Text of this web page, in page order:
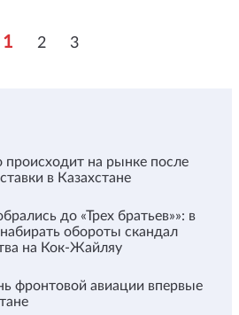
1 2 3
происходит на рынке после
в Казахстане
до «Трех братьев»»: в
обороты скандал
на Кок-Жайляу
фронтовой авиации впервые